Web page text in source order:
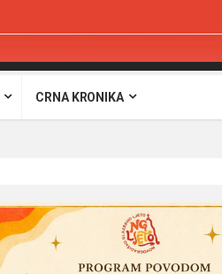
CRNA KRONIKA